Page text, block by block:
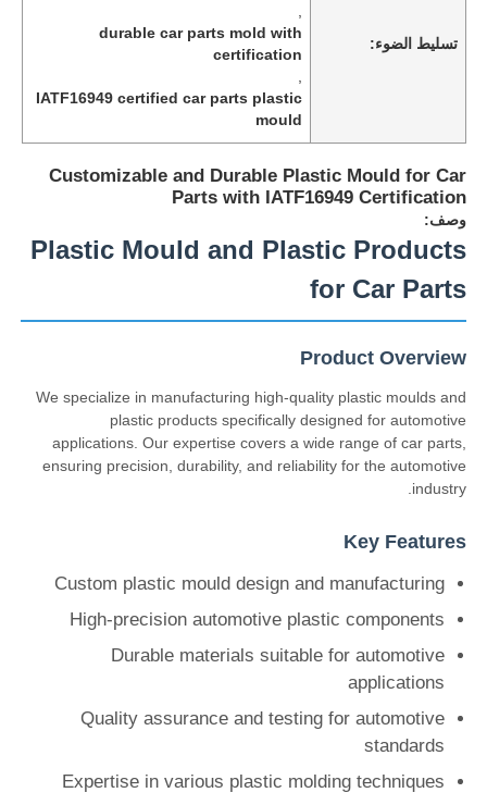
ضبط الجودة
طلب اقتباس
قالب قطع الغيار
قوالب قطع غيار السيارات البلاستيكية
قالب حقن السيارات
صب الحقن مزدوج اللقطة
صياغة الحقن الطبية
تسليط الضوء:
durable car parts mold with
certification
IATF16949 certified car parts plastic
mould
Customizable and Durable Plastic Mould for Car
Parts with IATF16949 Certification
وصف:
Plastic Mould and Plastic Products
for Car Parts
Product Overview
We specialize in manufacturing high-quality plastic moulds and
plastic products specifically designed for automotive
applications. Our expertise covers a wide range of car parts,
ensuring precision, durability, and reliability for the automotive
industry.
Key Features
Custom plastic mould design and manufacturing
High-precision automotive plastic components
Durable materials suitable for automotive
applications
Quality assurance and testing for automotive
standards
Expertise in various plastic molding techniques